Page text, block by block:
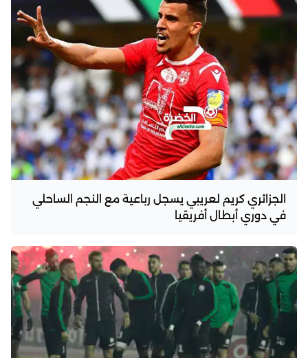
الجزائري كريم لعريبي يسجل رباعية مع النجم الساحلي
في دوري أبطال أفريقيا